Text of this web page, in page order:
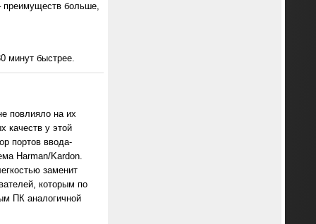
преимуществ больше,
минут быстрее.
повлияло на их
качеств у этой
портов ввода-
Harman/Kardon.
заменит
которым по
ПК аналогичной